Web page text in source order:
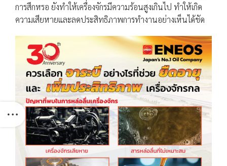
การสึกหรอ ยังทำให้เครื่องจักรมีความร้อนสูงเกินไป ทำให้เกิด
ความเสียหายและลดประสิทธิภาพการทำงานอย่างเห็นได้ชัด